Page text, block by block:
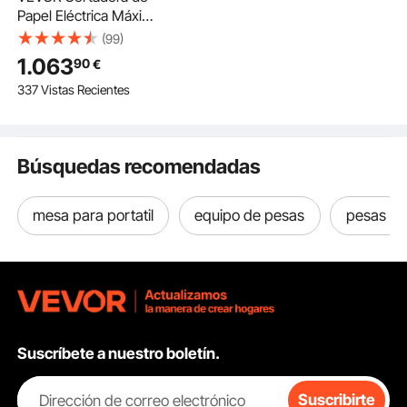
Papel Eléctrica Máximo
450 mm
Redondeadora de
Esquinas Eléctrica
Espesor de Corte 40
Luz Infrarroja para
(99)
1.06390€
337 Vistas Recientes
Búsquedas recomendadas
mesa para portatil equipo de pesas pesas
Suscríbete a nuestro boletín.
Dirección de correo electrónico Suscribirte